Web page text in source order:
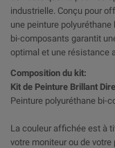
industrielle. Conçu pour
une peinture
bi-composants garantit
optimal et une résistance
Composition du kit:
Kit de Peinture Brillant
Peinture polyuréthane bi-
La couleur affichée est à
votre moniteur ou de votre